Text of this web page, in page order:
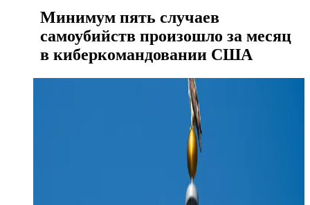
Минимум пять случаев
самоубийств произошло за месяц
в киберкомандовании США